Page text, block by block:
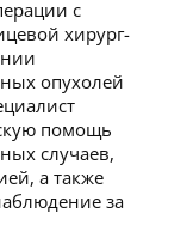
с
хирург-
опухолей
помощь
случаев,
а также
за